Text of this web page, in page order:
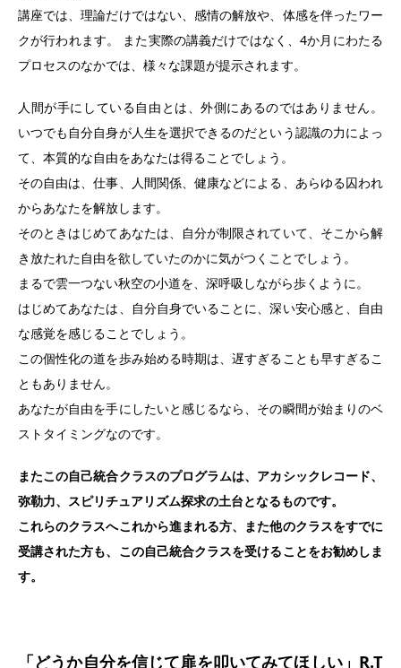
講座では、理論だけではない、感情の解放や、体感を伴ったワー
クが行われます。 また実際の講義だけではなく、4か月にわたる
プロセスのなかでは、様々な課題が提示されます。
人間が手にしている自由とは、外側にあるのではありません。
いつでも自分自身が人生を選択できるのだという認識の力によっ
て、本質的な自由をあなたは得ることでしょう。
その自由は、仕事、人間関係、健康などによる、あらゆる囚われ
からあなたを解放します。
そのときはじめてあなたは、自分が制限されていて、そこから解
き放たれた自由を欲していたのかに気がつくことでしょう。
まるで雲一つない秋空の小道を、深呼吸しながら歩くように。
はじめてあなたは、自分自身でいることに、深い安心感と、自由
な感覚を感じることでしょう。
この個性化の道を歩み始める時期は、遅すぎることも早すぎるこ
ともありません。
あなたが自由を手にしたいと感じるなら、その瞬間が始まりのベ
ストタイミングなのです。
またこの自己統合クラスのプログラムは、アカシックレコード、
弥勒力、スピリチュアリズム探求の土台となるものです。
これらのクラスへこれから進まれる方、また他のクラスをすでに
受講された方も、この自己統合クラスを受けることをお勧めしま
す。
「どうか自分を信じて扉を叩いてみてほしい」R.T